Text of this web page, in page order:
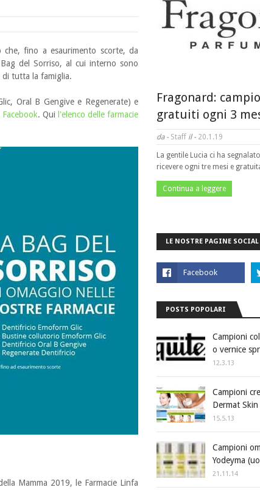
fino a esaurimento scorte, da
del Sorriso, al cui interno sono
di tutta la famiglia.
Oral B Gengive e Regenerate) e
. Qui l'elenco delle farmacie
Mamma 2019, le Farmacie Linfa
Fragonard:
gratuiti ogni 3
da - Staff il - 20.1.19
La gentile Lucia ci ha
ricevere ogni tre mesi e
Continua a leggere
LE NOSTRE PAGINE SOCIAL
POSTS POPOLARI
Campioni
o vernice
12.3.13
Campioni
Dermat
15.5.13
Campioni
Yodeyma
21.11.14